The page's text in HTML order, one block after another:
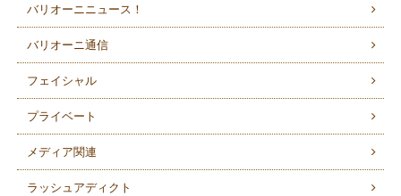
バリオーニニュース！
バリオーニ通信
フェイシャル
プライベート
メディア関連
ラッシュアディクト